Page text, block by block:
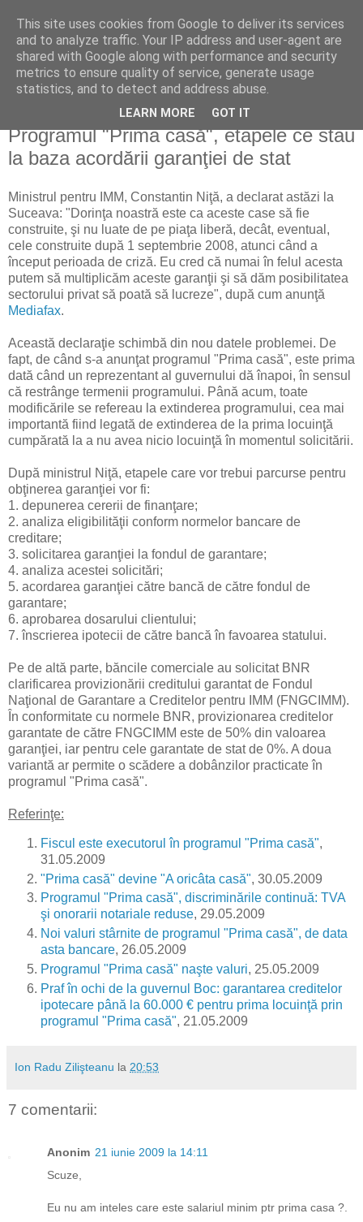
Reflecţii economice
blog de reflecţii, informaţii şi opinii economice
duminică, 31 mai 2009
Programul "Prima casă", etapele ce stau
la baza acordării garanţiei de stat
Ministrul pentru IMM, Constantin Niţă, a declarat astăzi la
Suceava: "Dorinţa noastră este ca aceste case să fie
construite, şi nu luate de pe piaţa liberă, decât, eventual,
cele construite după 1 septembrie 2008, atunci când a
început perioada de criză. Eu cred că numai în felul acesta
putem să multiplicăm aceste garanţii şi să dăm posibilitatea
sectorului privat să poată să lucreze", după cum anunţă
Mediafax.
Această declaraţie schimbă din nou datele problemei. De
fapt, de când s-a anunţat programul "Prima casă", este prima
dată când un reprezentant al guvernului dă înapoi, în sensul
că restrânge termenii programului. Până acum, toate
modificările se refereau la extinderea programului, cea mai
importantă fiind legată de extinderea de la prima locuinţă
cumpărată la a nu avea nicio locuinţă în momentul solicitării.
După ministrul Niţă, etapele care vor trebui parcurse pentru
obţinerea garanţiei vor fi:
1. depunerea cererii de finanţare;
2. analiza eligibilităţii conform normelor bancare de
creditare;
3. solicitarea garanţiei la fondul de garantare;
4. analiza acestei solicitări;
5. acordarea garanţiei către bancă de către fondul de
garantare;
6. aprobarea dosarului clientului;
7. înscrierea ipotecii de către bancă în favoarea statului.
Pe de altă parte, băncile comerciale au solicitat BNR
clarificarea provizionării creditului garantat de Fondul
Naţional de Garantare a Creditelor pentru IMM (FNGCIMM).
În conformitate cu normele BNR, provizionarea creditelor
garantate de către FNGCIMM este de 50% din valoarea
garanţiei, iar pentru cele garantate de stat de 0%. A doua
variantă ar permite o scădere a dobânzilor practicate în
programul "Prima casă".
Referinţe:
Fiscul este executorul în programul "Prima casă",
31.05.2009
"Prima casă" devine "A oricâta casă", 30.05.2009
Programul "Prima casă", discriminările continuă: TVA
şi onorarii notariale reduse, 29.05.2009
Noi valuri stârnite de programul "Prima casă", de data
asta bancare, 26.05.2009
Programul "Prima casă" naşte valuri, 25.05.2009
Praf în ochi de la guvernul Boc: garantarea creditelor
ipotecare până la 60.000 € pentru prima locuinţă prin
programul "Prima casă", 21.05.2009
Ion Radu Zilişteanu la 20:53
7 comentarii:
Anonim 21 iunie 2009 la 14:11
Scuze,
Eu nu am inteles care este salariul minim ptr prima casa ?.
This site uses cookies from Google to deliver its services
and to analyze traffic. Your IP address and user-agent are
shared with Google along with performance and security
metrics to ensure quality of service, generate usage
statistics, and to detect and address abuse.
LEARN MORE GOT IT